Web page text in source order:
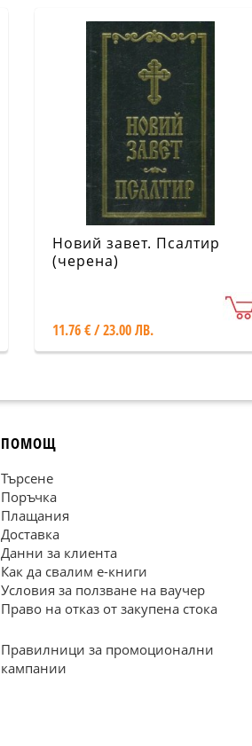
Новий завет. Псалтир
(черена)
11.76 € / 23.00 ЛВ.
ПОМОЩ
Търсене
Поръчка
Плащания
Доставка
Данни за клиента
Как да свалим е-книги
Условия за ползване на ваучер
Право на отказ от закупена стока
Правилници за промоционални
кампании